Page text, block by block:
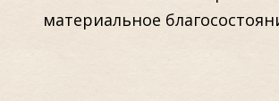
материальное